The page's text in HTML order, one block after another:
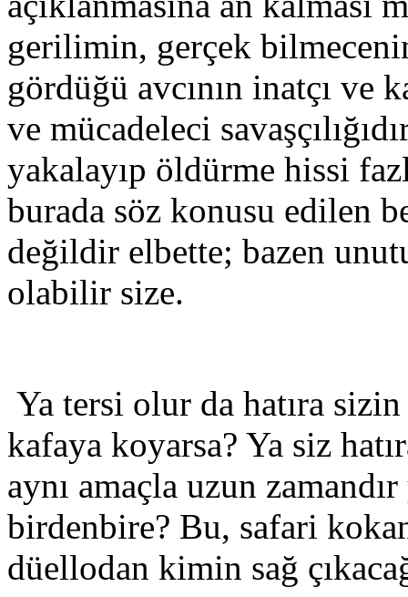
gerilimin, gerçek
gördüğü avcının inatçı ve
ve mücadeleci
yakalayıp öldürme hissi
burada söz konusu edilen
değildir elbette; bazen
olabilir size.
Ya tersi olur da hatıra
kafaya koyarsa? Ya siz
aynı amaçla uzun
birdenbire? Bu, safari
düellodan kimin sağ